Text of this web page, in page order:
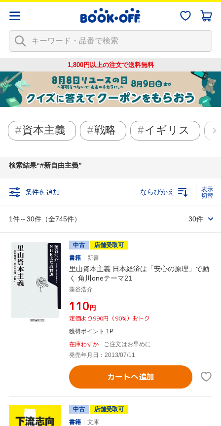
1,800円以上の注文で送料無料
資本主義 戦略 イギリス
検索結果 #新自由主義
条件を追加
1件～30件（全745件）
ならびかえ
30件
中古
店舗受取可
書籍
新書
里山資本主義 日本経済は「安心の原理」で動
く 角川oneテーマ21
藻谷浩介
¥110円
定価より990円（90%）おトク
獲得ポイント 1P
在庫わずか
ご注文はお早めに
発売年月日：2013/07/11
カートへ追加
中古
店舗受取可
書籍
文庫